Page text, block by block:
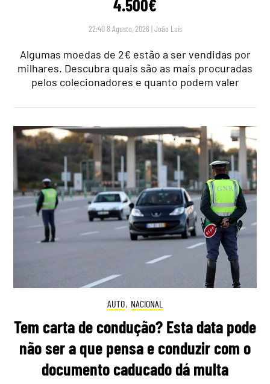
4.500€
22:40 8 Agosto, 2026 |João Luís
Algumas moedas de 2€ estão a ser vendidas por
milhares. Descubra quais são as mais procuradas
pelos colecionadores e quanto podem valer
AUTO, NACIONAL
Tem carta de condução? Esta data pode
não ser a que pensa e conduzir com o
documento caducado dá multa